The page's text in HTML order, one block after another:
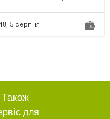
довіру...
5 серпня
Також
для